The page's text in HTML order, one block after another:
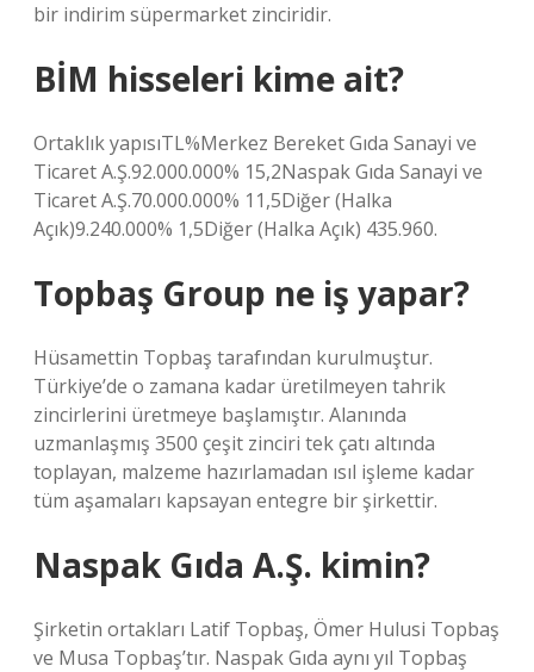
bir indirim süpermarket zinciridir.
BİM hisseleri kime ait?
Ortaklık yapısıTL%Merkez Bereket Gıda Sanayi ve
Ticaret A.Ş.92.000.000% 15,2Naspak Gıda Sanayi ve
Ticaret A.Ş.70.000.000% 11,5Diğer (Halka
Açık)9.240.000% 1,5Diğer (Halka Açık) 435.960.
Topbaş Group ne iş yapar?
Hüsamettin Topbaş tarafından kurulmuştur.
Türkiye’de o zamana kadar üretilmeyen tahrik
zincirlerini üretmeye başlamıştır. Alanında
uzmanlaşmış 3500 çeşit zinciri tek çatı altında
toplayan, malzeme hazırlamadan ısıl işleme kadar
tüm aşamaları kapsayan entegre bir şirkettir.
Naspak Gıda A.Ş. kimin?
Şirketin ortakları Latif Topbaş, Ömer Hulusi Topbaş
ve Musa Topbaş’tır. Naspak Gıda aynı yıl Topbaş